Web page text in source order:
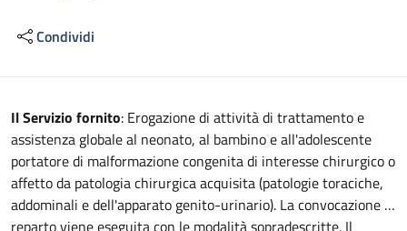
Condividi
Descrizione
Il Servizio fornito: Erogazione di attività di trattamento e
assistenza globale al neonato, al bambino e all'adolescente
portatore di malformazione congenita di interesse chirurgico o
affetto da patologia chirurgica acquisita (patologie toraciche,
addominali e dell'apparato genito-urinario). La convocazione in
reparto viene eseguita con le modalità sopradescritte. Il